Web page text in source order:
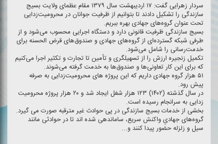
سردار زهرایی گفت: ۱۷ اردیبهشت سال ۱۳۷۹ مقام عظمای ولایت بسیج
سازندگی را تشكیل دادند تا بتوانیم از ظرفیت جوانان در محرومیت‌زدایی
تحت عنوان گروه‌های جهادی بهره ببریم.
بسیج سازندگی ظرفیت قانونی دارد و دستگاه اجرایی محسوب می‌شود و از
طرفی شبكه گسترده‌ای از گروه‌های جهادی و صندوق‌های قرض الحسنه برای
خدمت‌رسانی را شامل می‌شود.
تكمیل زنجیره ارزش را از تسهیلگری و تأمین تا تجارت و تكثیر اجرا می‌كنیم
كه برای این كار تعاونی‌ها و صندوق‌ها به خدمت گرفته می‌شوند.
۵۱ هزار گروه جهادی داریم كه این پروژه های محرومیت‌زدایی به صرفه
پیش رود.
در سال گذشته (۱۴۰۲) ۱۲۳ هزار شغل ایجاد شد و ۲۰ هزار پروژه محرومیت
زدایی به سرانجام رسیده است.
بخشی از خدمات بسیج سازندگی در پی حوادث غیر مترقبه صورت می گیرد.
گروه‌های جهادیِ واكنش سریع، ساماندهی شده اند تا در حوادثی مانند
سیل و زلزله حضور پیدا كنند و...